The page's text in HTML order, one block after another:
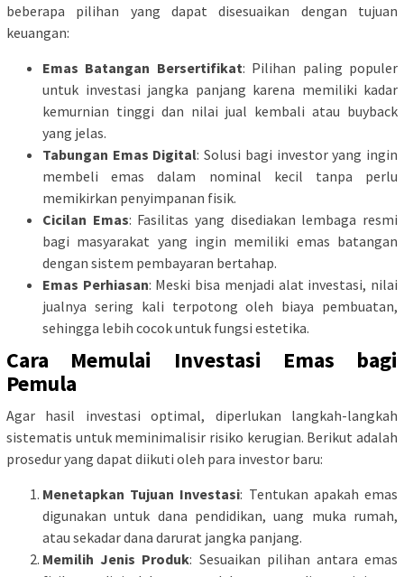
beberapa pilihan yang dapat disesuaikan dengan tujuan
keuangan:
Emas Batangan Bersertifikat: Pilihan paling populer
untuk investasi jangka panjang karena memiliki kadar
kemurnian tinggi dan nilai jual kembali atau buyback
yang jelas.
Tabungan Emas Digital: Solusi bagi investor yang ingin
membeli emas dalam nominal kecil tanpa perlu
memikirkan penyimpanan fisik.
Cicilan Emas: Fasilitas yang disediakan lembaga resmi
bagi masyarakat yang ingin memiliki emas batangan
dengan sistem pembayaran bertahap.
Emas Perhiasan: Meski bisa menjadi alat investasi, nilai
jualnya sering kali terpotong oleh biaya pembuatan,
sehingga lebih cocok untuk fungsi estetika.
Cara Memulai Investasi Emas bagi
Pemula
Agar hasil investasi optimal, diperlukan langkah-langkah
sistematis untuk meminimalisir risiko kerugian. Berikut adalah
prosedur yang dapat diikuti oleh para investor baru:
Menetapkan Tujuan Investasi: Tentukan apakah emas
digunakan untuk dana pendidikan, uang muka rumah,
atau sekadar dana darurat jangka panjang.
Memilih Jenis Produk: Sesuaikan pilihan antara emas